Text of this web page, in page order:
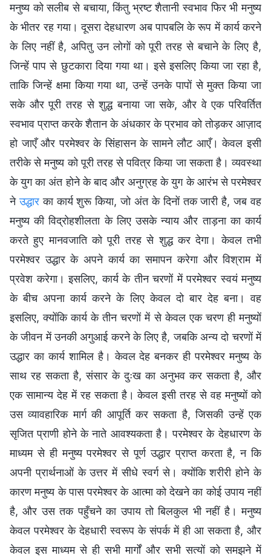
मनुष्य को सलीब से बचाया, किंतु भ्रष्ट शैतानी स्वभाव फिर भी मनुष्य
के भीतर रह गया। दूसरा देहधारण अब पापबलि के रूप में कार्य करने
के लिए नहीं है, अपितु उन लोगों को पूरी तरह से बचाने के लिए है,
जिन्हें पाप से छुटकारा दिया गया था। इसे इसलिए किया जा रहा है,
ताकि जिन्हें क्षमा किया गया था, उन्हें उनके पापों से मुक्त किया जा
सके और पूरी तरह से शुद्ध बनाया जा सके, और वे एक परिवर्तित
स्वभाव प्राप्त करके शैतान के अंधकार के प्रभाव को तोड़कर आज़ाद
हो जाएँ और परमेश्वर के सिंहासन के सामने लौट आएँ। केवल इसी
तरीके से मनुष्य को पूरी तरह से पवित्र किया जा सकता है। व्यवस्था
के युग का अंत होने के बाद और अनुग्रह के युग के आरंभ से परमेश्वर
नेउद्धारका कार्य शुरू किया, जो अंत के दिनों तक जारी है, जब वह
मनुष्य की विद्रोहशीलता के लिए उसके न्याय और ताड़ना का कार्य
करते हुए मानवजाति को पूरी तरह से शुद्ध कर देगा। केवल तभी
परमेश्वर उद्धार के अपने कार्य का समापन करेगा और विश्राम में
प्रवेश करेगा। इसलिए, कार्य के तीन चरणों में परमेश्वर स्वयं मनुष्य
के बीच अपना कार्य करने के लिए केवल दो बार देह बना। वह
इसलिए, क्योंकि कार्य के तीन चरणों में से केवल एक चरण ही मनुष्यों
के जीवन में उनकी अगुआई करने के लिए है, जबकि अन्य दो चरणों में
उद्धार का कार्य शामिल है। केवल देह बनकर ही परमेश्वर मनुष्य के
साथ रह सकता है, संसार के दुःख का अनुभव कर सकता है, और
एक सामान्य देह में रह सकता है। केवल इसी तरह से वह मनुष्यों को
उस व्यावहारिक मार्ग की आपूर्ति कर सकता है, जिसकी उन्हें एक
सृजित प्राणी होने के नाते आवश्यकता है। परमेश्वर के देहधारण के
माध्यम से ही मनुष्य परमेश्वर से पूर्ण उद्धार प्राप्त करता है, न कि
अपनी प्रार्थनाओं के उत्तर में सीधे स्वर्ग से। क्योंकि शरीरी होने के
कारण मनुष्य के पास परमेश्वर के आत्मा को देखने का कोई उपाय नहीं
है, और उस तक पहुँचने का उपाय तो बिलकुल भी नहीं है। मनुष्य
केवल परमेश्वर के देहधारी स्वरूप के संपर्क में ही आ सकता है, और
केवल इस माध्यम से ही सभी मार्गों और सभी सत्यों को समझने में